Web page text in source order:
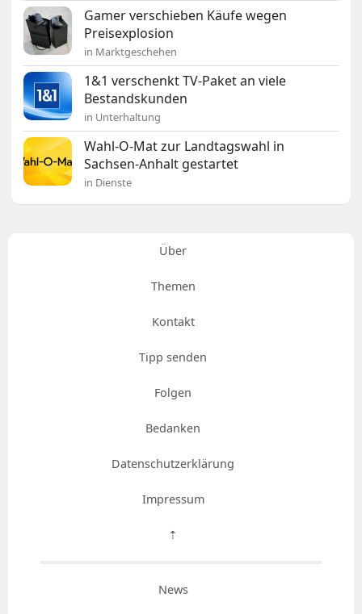
Gamer verschieben Käufe wegen
Preisexplosion
in Marktgeschehen
1&1 verschenkt TV-Paket an viele
Bestandskunden
in Unterhaltung
Wahl-O-Mat zur Landtagswahl in
Sachsen-Anhalt gestartet
in Dienste
Über
Themen
Kontakt
Tipp senden
Folgen
Bedanken
Datenschutzerklärung
Impressum
⇡
News